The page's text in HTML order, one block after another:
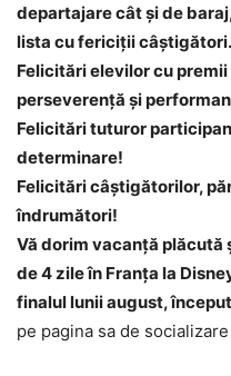
departajare cât și de
lista cu fericiții câștigători.
Felicitări elevilor cu
perseverență și
Felicitări tuturor
determinare!
Felicitări câștigătorilor,
îndrumători!
Vă dorim vacanță
de 4 zile în Franța la
finalul lunii august,
pe pagina sa de